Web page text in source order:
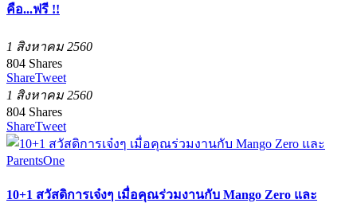
คือ...ฟรี !!
1 สิงหาคม 2560
804 Shares
ShareTweet
1 สิงหาคม 2560
804 Shares
ShareTweet
10+1 สวัสดิการเจ๋งๆ เมื่อคุณร่วมงานกับ Mango Zero และ